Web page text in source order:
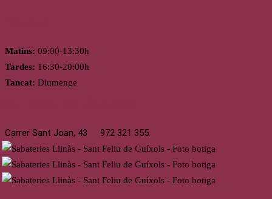
Matins: 09:00-13:30h
Tardes: 16:30-20:00h
Tancat: Diumenge
Carrer Sant Joan, 43 972 321 355